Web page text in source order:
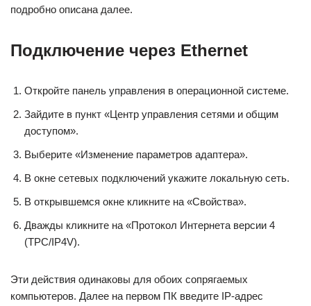
подробно описана далее.
Подключение через Ethernet
Откройте панель управления в операционной системе.
Зайдите в пункт «Центр управления сетями и общим
доступом».
Выберите «Изменение параметров адаптера».
В окне сетевых подключений укажите локальную сеть.
В открывшемся окне кликните на «Свойства».
Дважды кликните на «Протокол Интернета версии 4
(TPC/IP4V).
Эти действия одинаковы для обоих сопрягаемых
компьютеров. Далее на первом ПК введите IP-адрес